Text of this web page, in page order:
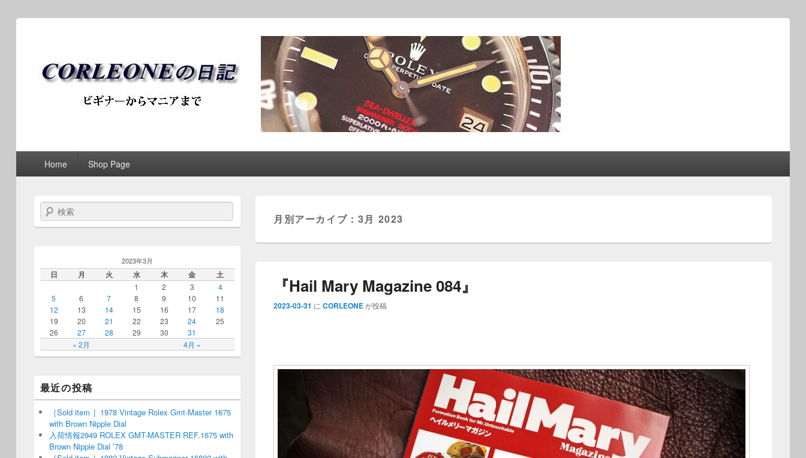
ブログ / アンティークロレックス│CORLEONE
第1メニュー第1メニューのコンテンツまでスキップ
第2メニューのコンテンツまでスキップ
Home Shop Page
月別アーカイブ： 3月 2023
『Hail Mary Magazine 084』
2023-03-31 に CORLEONEが投稿
検索
2023年3月
日 月 火 水 木 金 土
« 2月 4月 »
1 2 3
4
5
6 7 8 9 10
11
12
13 14 15 16 17
18
19
20 21 22 23 24
25
26
27 28 29 30 31
最近の投稿
［Sold item ］1978 Vintage Rolex Gmt-Master 1675
with Brown Nipple Dial
入荷情報2949 ROLEX GMT-MASTER REF.1675 with
Brown Nipple Dial ’78